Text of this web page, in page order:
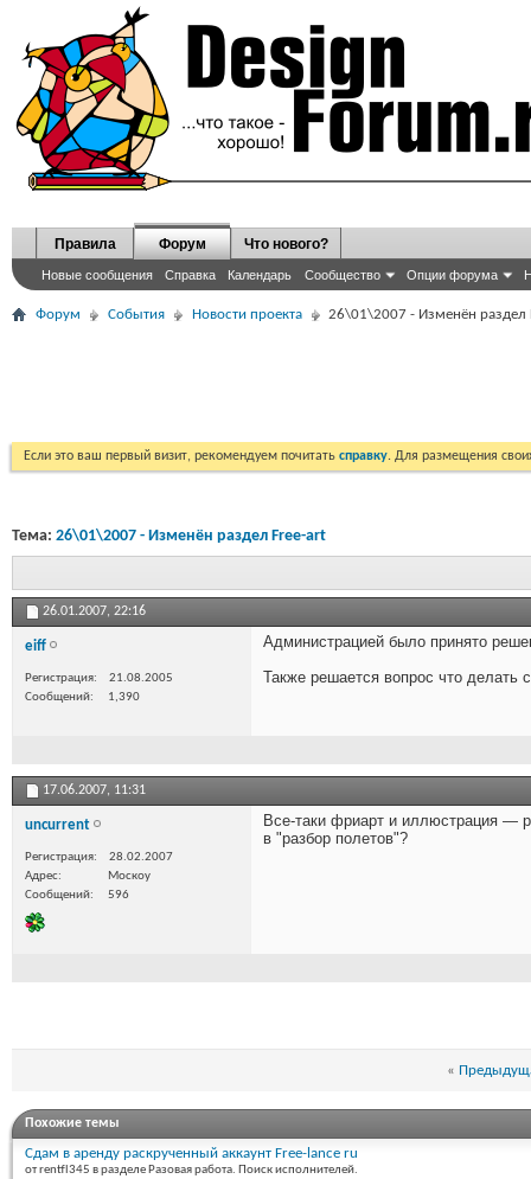
Правила Форум
Новые сообщения Справка Календарь Сообщество Опции форума
Что нового?
Форум События Новости проекта 26\01\2007 - Изменён раздел
Если это ваш первый визит, рекомендуем почитать справку. Для размещения
Тема: 26\01\2007 - Изменён раздел Free-art
26.01.2007, 22:16
eiff
Регистрация
21.08.2005
Сообщений
1,390
Администрацией было принято
Также решается вопрос что
17.06.2007, 11:31
uncurrent
Регистрация
28.02.2007
Адрес
Москоу
Сообщений
596
Все-таки фриарт и иллюстрация —
в "разбор полетов"?
«
Похожие темы
Сдам в аренду раскрученный аккаунт Free-lance ru
от rentfl345 в разделе Разовая работа. Поиск исполнителей.